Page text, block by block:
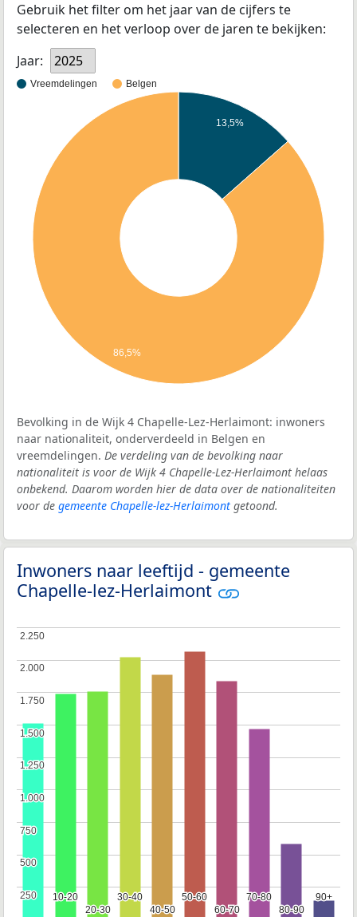
Gebruik het filter om het jaar van de cijfers te
selecteren en het verloop over de jaren te bekijken:
Jaar:
2025
Vreemdelingen Belgen
13,5%
86,5%
Bevolking in de Wijk 4 Chapelle-Lez-Herlaimont: inwoners
naar nationaliteit, onderverdeeld in Belgen en
vreemdelingen. De verdeling van de bevolking naar
nationaliteit is voor de Wijk 4 Chapelle-Lez-Herlaimont helaas
onbekend. Daarom worden hier de data over de nationaliteiten
voor de gemeente Chapelle-lez-Herlaimont getoond.
Inwoners naar leeftijd - gemeente
Chapelle-lez-Herlaimont
10-20
10-20
20-30
20-30
30-40
30-40
40-50
40-50
50-60
50-60
60-70
60-70
70-80
70-80
80-90
80-90
90+
90+
250
250
500
500
750
750
1.000
1.000
1.250
1.250
1.500
1.500
1.750
1.750
2.000
2.000
2.250
2.250